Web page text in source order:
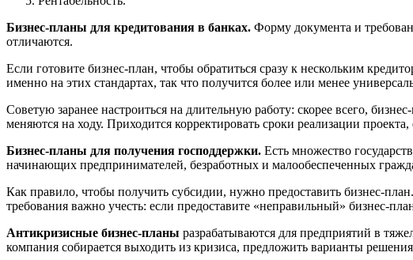
Бизнес-планы для кредитования в банках. Форму документа и
отличаются.
Если готовите бизнес-план, чтобы обратиться сразу к нескольким
именно на этих стандартах, так что получится более или менее
Советую заранее настроиться на длительную работу: скорее всего,
меняются на ходу. Приходится корректировать сроки реализации
Бизнес-планы для получения господдержки. Есть множество
начинающих предпринимателей, безработных и малообеспеченных
Как правило, чтобы получить субсидии, нужно предоставить бизнес-
требования важно учесть: если предоставите «неправильный» бизнес-
Антикризисные бизнес-планы разрабатываются для предприятий в
компания собирается выходить из кризиса, предложить варианты